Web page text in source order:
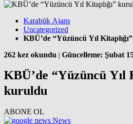
Karabük Ajans
Uncategorized
KBÜ’de “Yüzüncü Yıl
262 kez okundu | Güncelleme: Şubat
KBÜ’de “Yüzüncü Yıl
kuruldu
ABONE OL
News